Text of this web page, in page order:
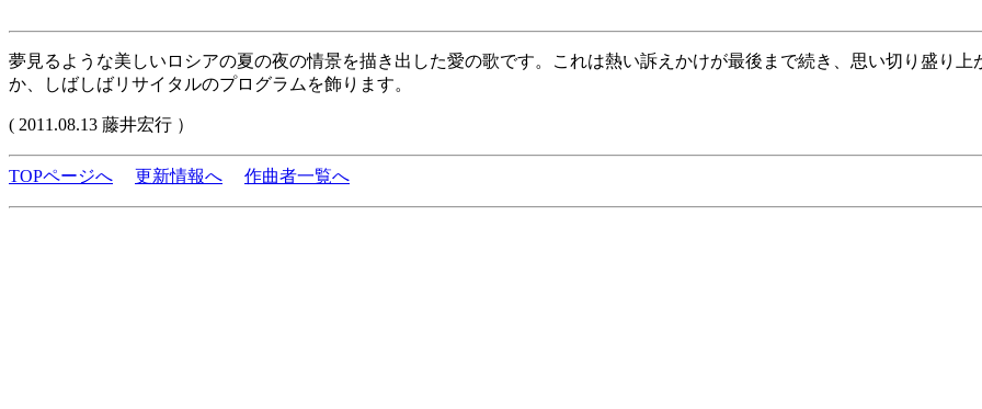
夢見るような美しいロシアの夏の夜の情景を描き出した愛の歌です。これは熱い訴えかけが最後まで続き、思い切り盛り
か、しばしばリサイタルのプログラムを飾ります。
( 2011.08.13 藤井宏行 ）
TOPページへ 更新情報へ 作曲者一覧へ